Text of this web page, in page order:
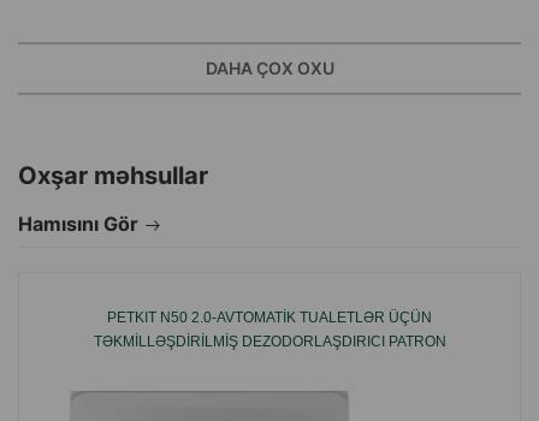
400 qr-lıq qablaşdırma 3 ay üçün kifayətdir.
İstehsalçı ölkə: Niderland.
DAHA ÇOX OXU
Oxşar məhsullar
Hamısını Gör
PETKIT N50 2.0-AVTOMATIK TUALETLƏR ÜÇÜN
TƏKMILLƏŞDIRILMIŞ DEZODORLAŞDIRICI PATRON